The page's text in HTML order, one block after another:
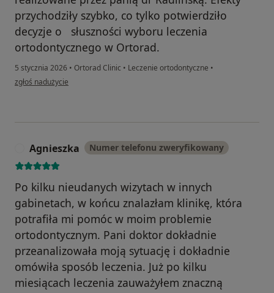
przychodziły szybko, co tylko potwierdziło
decyzje o słuszności wyboru leczenia
ortodontycznego w Ortorad.
5 stycznia 2026 • Ortorad Clinic • Leczenie ortodontyczne •
w opinii użytkownika MAB
zgłoś nadużycie
Agnieszka Numer telefonu zweryfikowany
Po kilku nieudanych wizytach w innych
gabinetach, w końcu znalazłam klinikę, która
potrafiła mi pomóc w moim problemie
ortodontycznym. Pani doktor dokładnie
przeanalizowała moją sytuację i dokładnie
omówiła sposób leczenia. Już po kilku
miesiącach leczenia zauważyłem znaczną